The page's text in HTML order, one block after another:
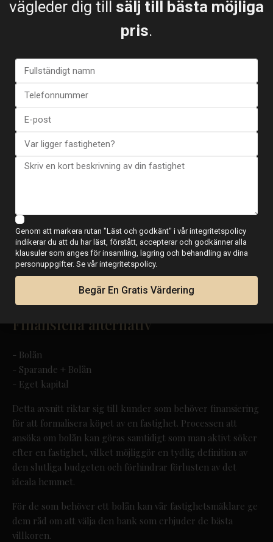
tjänst är kostnadsfri, så varför inte dra nytta av den?
När vi väl har hittat vår fastighetsmäklare börjar en
steget tydligt definierade kommer mäklaren att börja
sökandet efter det perfekta hemmet. De kommer att göra
ett första förhandsurval av fastigheter som bäst passar våra
behov och budget, skicka all nödvändig information och
besvara eventuella frågor.
Finansiella alternativ
- Bolån
- Sparande + Bolån
- Eget kapital
Detta avsnitt riktar sig till kunder som behöver finansiering
för att formalisera köpet av en fastighet. Processen att
ansöka om bolån kan göras samtidigt som man aktivt söker
efter en fastighet, vilket möjliggör en tydlig definition av
den slutliga budgeten och förhindrar förlusten av det
ideala hemmet.
För de som behöver ett bolån kan vår fastighetsmäklare ge
dem råd om att välja den bank som erbjuder de bästa
villkoren.
vägleder dig till sälj till bästa möjliga
pris.
Genom att markera rutan "Läst och godkänt" i vår integritetspolicy
indikerar du att du har läst, förstått, accepterar och godkänner alla
klausuler som anges för insamling, lagring och behandling av dina
personuppgifter. Se vår integritetspolicy.
Begär En Gratis Värdering